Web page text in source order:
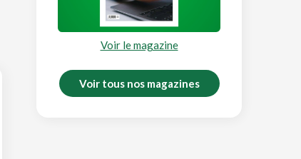
Voir le magazine
Voir tous nos magazines